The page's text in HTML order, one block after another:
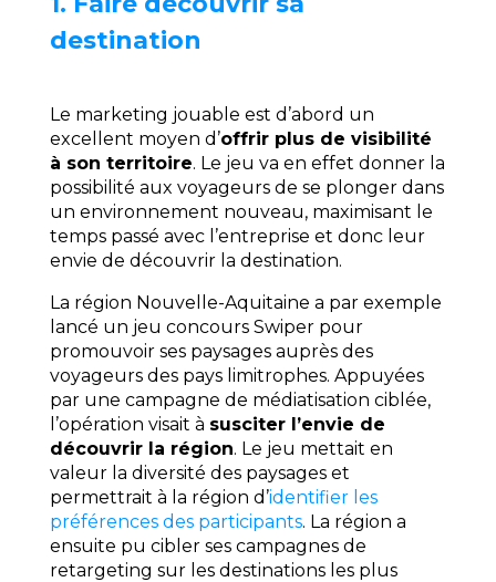
destination
Le marketing jouable est d’abord un
excellent moyen d’offrir plus de visibilité
à son territoire. Le jeu va en effet donner la
possibilité aux voyageurs de se plonger dans
un environnement nouveau, maximisant le
temps passé avec l’entreprise et donc leur
envie de découvrir la destination.
La région Nouvelle-Aquitaine a par exemple
lancé un jeu concours Swiper pour
promouvoir ses paysages auprès des
voyageurs des pays limitrophes. Appuyées
par une campagne de médiatisation ciblée,
l’opération visait à susciter l’envie de
découvrir la région. Le jeu mettait en
valeur la diversité des paysages et
permettrait à la région d’identifier les
préférences des participants. La région a
ensuite pu cibler ses campagnes de
retargeting sur les destinations les plus